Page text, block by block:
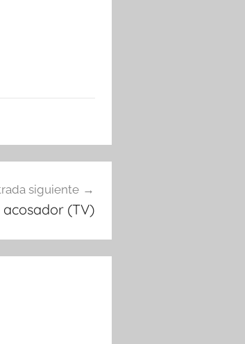
siguiente
acosador (TV)